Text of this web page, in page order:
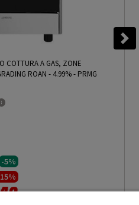
COTTURA A GAS, ZONE
ROAN - 4.99%- PRMG
-5%
da